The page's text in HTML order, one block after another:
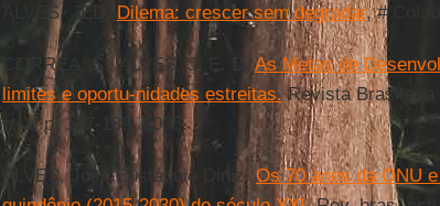
ALVES, JED. Dilema: crescer sem degradar, #
CORREA, S.; ALVES, J. E. D.As Metas de
limites e oportu-nidades estreitas.Revista Brasileira
n. 1, p. 177-189, 2005.
ALVES, José Eustáquio Diniz. Os 70 anos da ONU